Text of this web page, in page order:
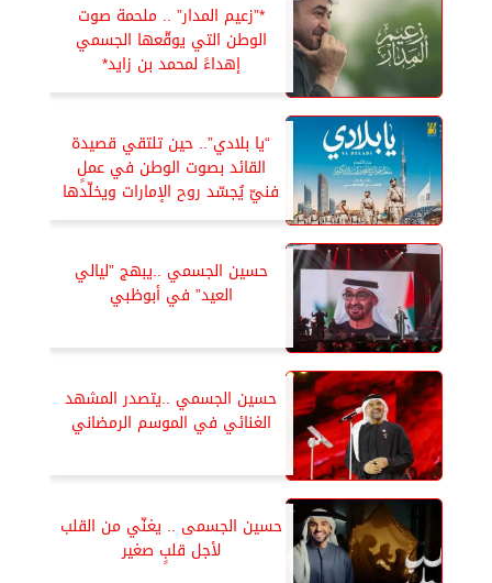
*”زعيم المدار” .. ملحمة صوت
الوطن التي يوقّعها الجسمي
إهداءً لمحمد بن زايد*
“يا بلادي”.. حين تلتقي قصيدة
القائد بصوت الوطن في عملٍ
فنيّ يُجسّد روح الإمارات ويخلّدها
حسين الجسمي ..يبهج ”ليالي
العيد” في أبوظبي
حسين الجسمي ..يتصدر المشهد
الغنائي في الموسم الرمضاني
حسين الجسمى .. يغنّي من القلب
لأجل قلبٍ صغير